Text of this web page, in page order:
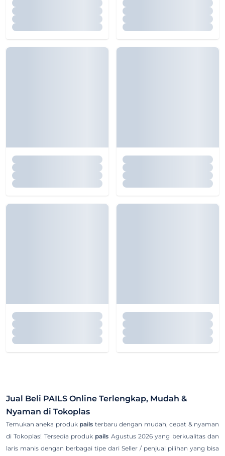
Jual Beli PAILS Online Terlengkap, Mudah &
Nyaman di Tokoplas
Temukan aneka produk pails terbaru dengan mudah, cepat & nyaman
di Tokoplas! Tersedia produk pails Agustus 2026 yang berkualitas dan
laris manis dengan berbagai tipe dari Seller / penjual pilihan yang bisa